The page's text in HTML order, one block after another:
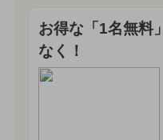
お得な「1名無料
なく！